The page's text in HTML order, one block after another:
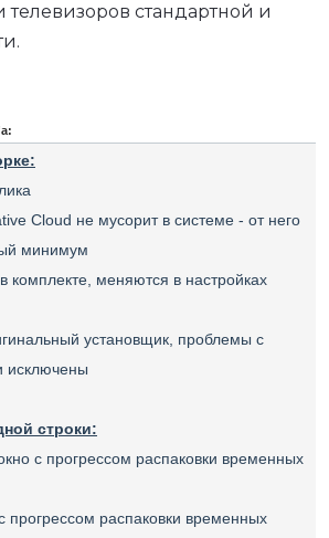
стандартной и
Cloud не мусорит в системе - от него
минимум
комплекте, меняются в настройках
установщик, проблемы с
исключены
строки:
с прогрессом распаковки временных
прогрессом распаковки временных